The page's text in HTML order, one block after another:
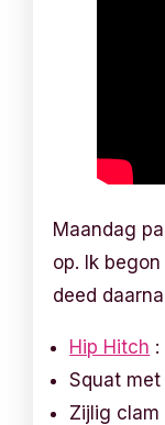
Maandag
op. Ik
deed
Hip Hitch
Squat
Zijlig clam